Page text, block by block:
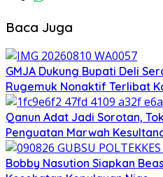
Baca Juga
GMJA Dukung Bupati Deli
Rugemuk Nonaktif Terlibat
Qanun Adat Jadi Sorotan,
Penguatan Marwah
Bobby Nasution Siapkan